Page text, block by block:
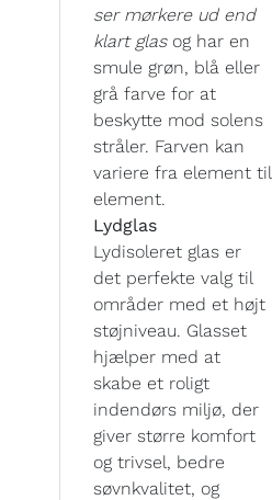
ser mørkere ud end
klart glasog har en
smule grøn, blå eller
grå farve for at
beskytte mod solens
stråler. Farven kan
variere fra element til
element.
Lydglas
Lydisoleret glas er
det perfekte valg til
områder med et højt
støjniveau. Glasset
hjælper med at
skabe et roligt
indendørs miljø, der
giver større komfort
og trivsel, bedre
søvnkvalitet, og